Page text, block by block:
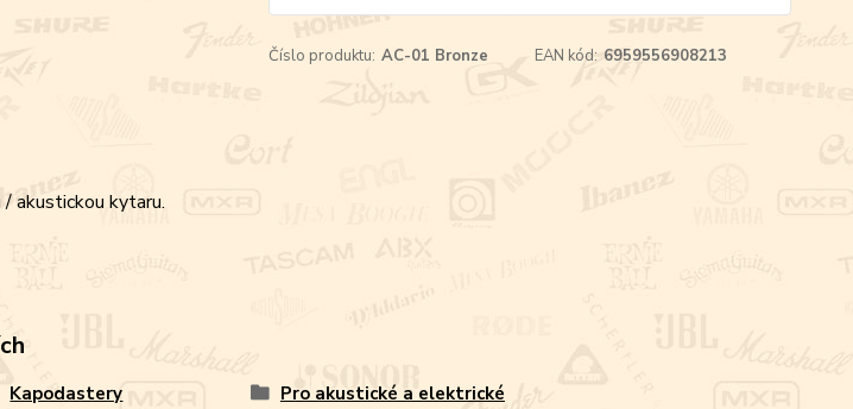
Číslo produktu: AC-01 Bronze EAN kód: 6959556908213
akustickou kytaru.
Kapodastery
Pro akustické a elektrické